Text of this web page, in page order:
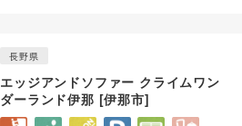
長野県
エッジアンドソファー クライムワン
ダーランド伊那 [伊那市]